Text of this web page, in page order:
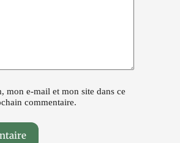
mon e-mail et mon site dans ce
commentaire.